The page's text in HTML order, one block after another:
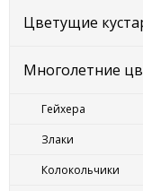
Цветущие
Многолетние
Гейхера
Злаки
Колокольчики